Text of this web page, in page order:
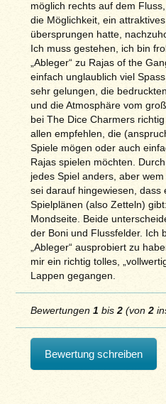
möglich rechts auf dem
die Möglichkeit, ein
übersprungen hatte,
Ich muss gestehen, ich bin
„Ableger“ zu Rajas of the
einfach unglaublich viel
sehr gelungen, die
und die Atmosphäre vom
bei The Dice Charmers
allen empfehlen, die
Spiele mögen oder auch
Rajas spielen möchten.
jedes Spiel anders, aber
sei darauf hingewiesen, dass
Spielplänen (also Zetteln)
Mondseite. Beide
der Boni und Flussfelder. Ich
„Ableger“ ausprobiert zu
mir ein richtig tolles,
Lappen gegangen.
Bewertungen 1 bis2(von2
Bewertung schreiben